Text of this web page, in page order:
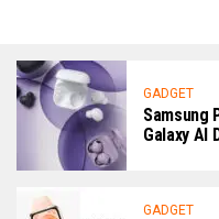
GADGET
Samsung
Galaxy AI
GADGET